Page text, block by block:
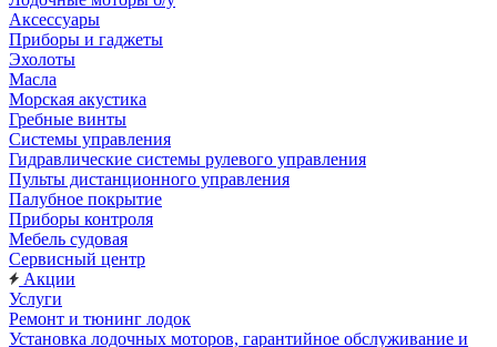
Аксессуары
Приборы и гаджеты
Эхолоты
Масла
Морская акустика
Гребные винты
Системы управления
Гидравлические системы рулевого управления
Пульты дистанционного управления
Палубное покрытие
Приборы контроля
Мебель судовая
Сервисный центр
Акции
Услуги
Ремонт и тюнинг лодок
Установка лодочных моторов, гарантийное обслуживание и